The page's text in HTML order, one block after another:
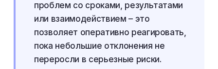
проблем со сроками, результатами
или взаимодействием – это
позволяет оперативно реагировать,
пока небольшие отклонения не
переросли в серьезные риски.